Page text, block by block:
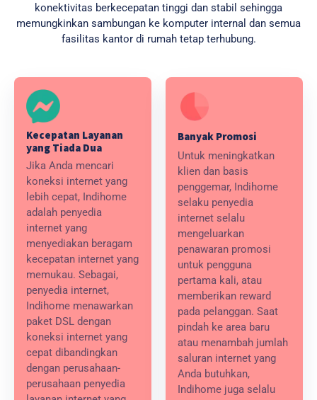
konektivitas berkecepatan tinggi dan stabil sehingga
memungkinkan sambungan ke komputer internal dan semua
fasilitas kantor di rumah tetap terhubung.
Kecepatan Layanan
yang Tiada Dua
Jika Anda mencari
koneksi internet yang
lebih cepat, Indihome
adalah penyedia
internet yang
menyediakan beragam
kecepatan internet yang
memukau. Sebagai,
penyedia internet,
Indihome menawarkan
paket DSL dengan
koneksi internet yang
cepat dibandingkan
dengan perusahaan-
perusahaan penyedia
Banyak Promosi
Untuk meningkatkan
klien dan basis
penggemar, Indihome
selaku penyedia
internet selalu
mengeluarkan
penawaran promosi
untuk pengguna
pertama kali, atau
memberikan reward
pada pelanggan. Saat
pindah ke area baru
atau menambah jumlah
saluran internet yang
Anda butuhkan,
Indihome juga selalu